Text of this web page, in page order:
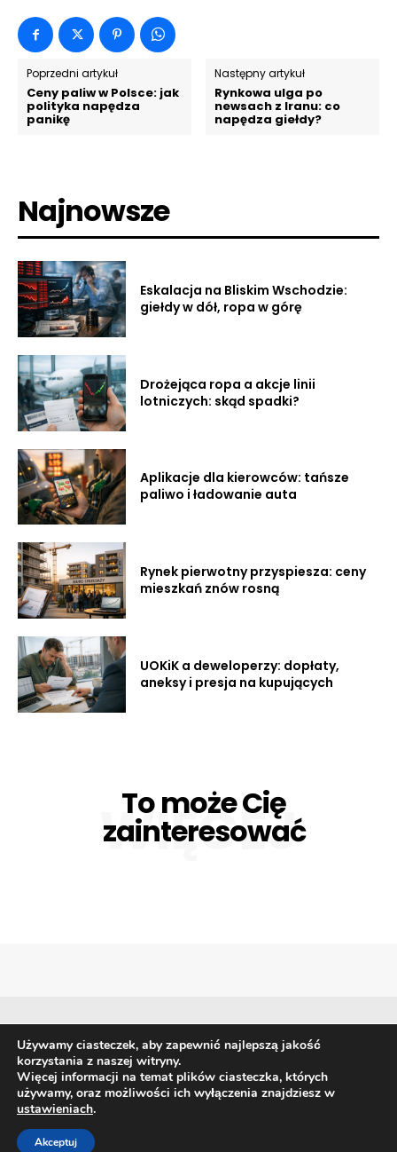
Poprzedni artykuł
Ceny paliw w Polsce: jak
polityka napędza
panikę
Następny artykuł
Rynkowa ulga po
newsach z Iranu: co
napędza giełdy?
Najnowsze
Eskalacja na Bliskim Wschodzie:
giełdy w dół, ropa w górę
Drożejąca ropa a akcje linii
lotniczych: skąd spadki?
Aplikacje dla kierowców: tańsze
paliwo i ładowanie auta
Rynek pierwotny przyspiesza: ceny
mieszkań znów rosną
UOKiK a deweloperzy: dopłaty,
aneksy i presja na kupujących
To może Cię
zainteresować
WIĘCEJ
Biznes Giełda i waluty
Prawo
Technologia i trendy
Copyright © 2026 Przekrój Finansowy Polska
Używamy ciasteczek, aby zapewnić najlepszą jakość
korzystania z naszej witryny.
Więcej informacji na temat plików ciasteczka, których
używamy, oraz możliwości ich wyłączenia znajdziesz w
ustawieniach.
Akceptuj